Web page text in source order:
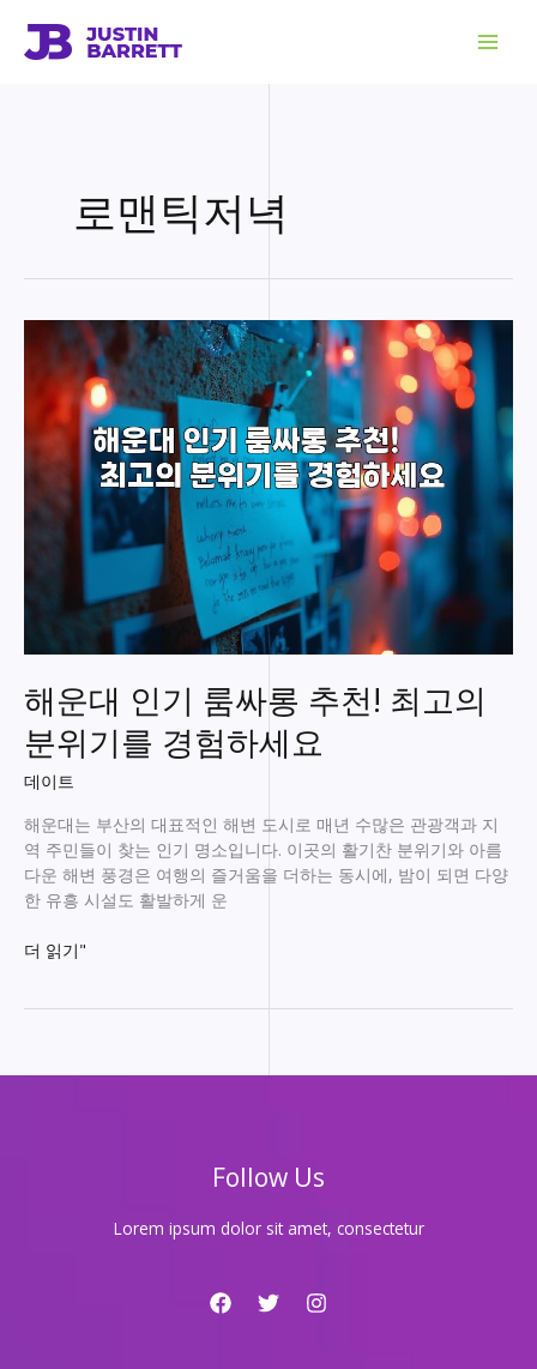
로맨틱저녁
해운대 인기 룸싸롱 추천! 최고의
분위기를 경험하세요
데이트
해운대는 부산의 대표적인 해변 도시로 매년 수많은 관광객과 지
역 주민들이 찾는 인기 명소입니다. 이곳의 활기찬 분위기와 아름
다운 해변 풍경은 여행의 즐거움을 더하는 동시에, 밤이 되면 다양
한 유흥 시설도 활발하게 운
해
룸
더 읽기"
Follow Us
Lorem ipsum dolor sit amet, consectetur